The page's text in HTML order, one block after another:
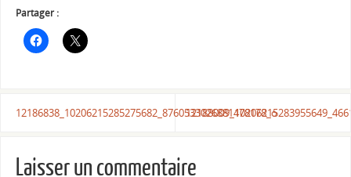
Partager :
12186838_10206215285275682_8760533026881478178_o
Laisser un commentaire